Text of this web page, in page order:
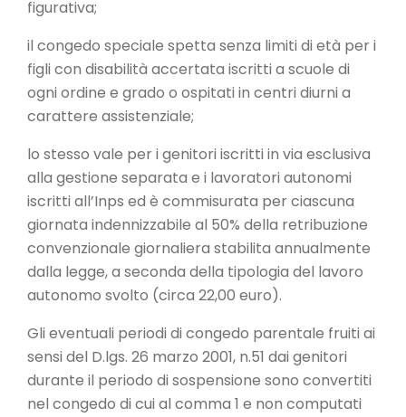
figurativa;
il congedo speciale spetta senza limiti di età per i
figli con disabilità accertata iscritti a scuole di
ogni ordine e grado o ospitati in centri diurni a
carattere assistenziale;
lo stesso vale per i genitori iscritti in via esclusiva
alla gestione separata e i lavoratori autonomi
iscritti all’Inps ed è commisurata per ciascuna
giornata indennizzabile al 50% della retribuzione
convenzionale giornaliera stabilita annualmente
dalla legge, a seconda della tipologia del lavoro
autonomo svolto (circa 22,00 euro).
Gli eventuali periodi di congedo parentale fruiti ai
sensi del D.lgs. 26 marzo 2001, n.51 dai genitori
durante il periodo di sospensione sono convertiti
nel congedo di cui al comma 1 e non computati